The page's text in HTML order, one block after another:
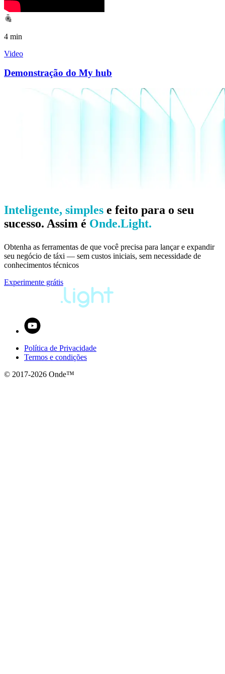
4 min
Video
Demonstração do My hub
Inteligente, simples e feito para o seu
sucesso. Assim é Onde.Light.
Obtenha as ferramentas de que você precisa para lançar e expandir
seu negócio de táxi — sem custos iniciais, sem necessidade de
conhecimentos técnicos
Experimente grátis
Política de Privacidade
Termos e condições
© 2017-2026 Onde™